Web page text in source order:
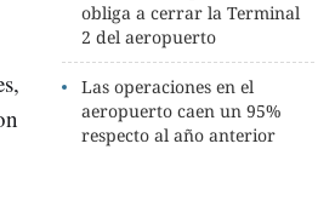
obliga a cerrar la Terminal
2 del aeropuerto
Las operaciones en el
aeropuerto caen un 95%
respecto al año anterior